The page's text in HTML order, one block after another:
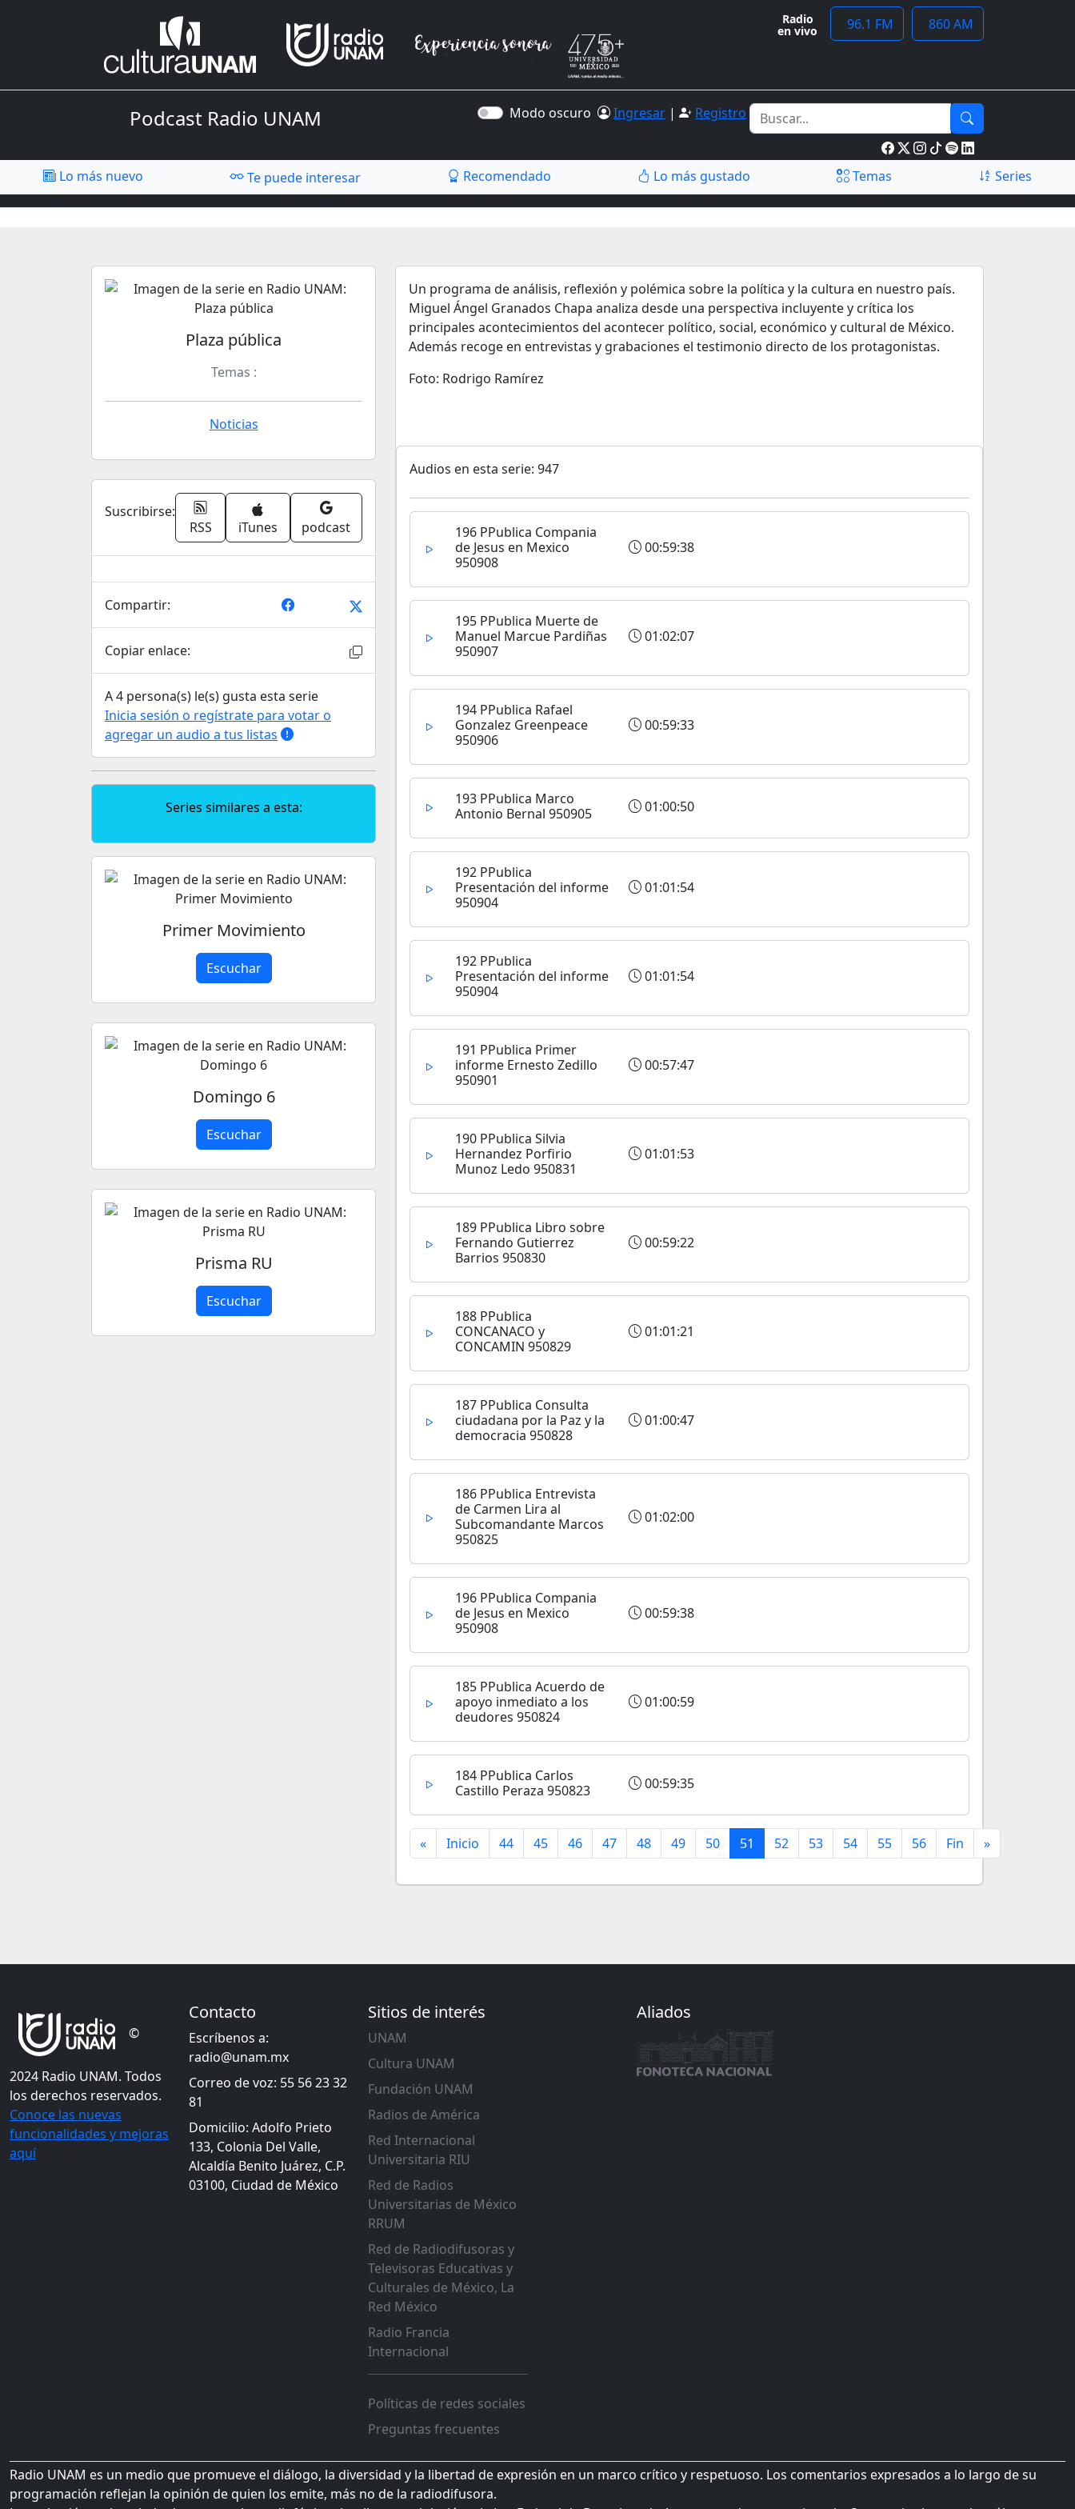
Radio
en vivo 96.1 FM 860 AM
Podcast Radio UNAM Modo oscuro Ingresar | Registro
Lo más nuevo Te puede interesar Recomendado Lo más gustado Temas Series
Plaza pública
Temas :
Noticias
Suscribirse:
RSS
iTunes podcast
Compartir:
Copiar enlace:
A 4 persona(s) le(s) gusta esta serie
Inicia sesión o regístrate para votar o
agregar un audio a tus listas
Series similares a esta:
Primer Movimiento
Escuchar
Domingo 6
Escuchar
Prisma RU
Escuchar
Un programa de análisis, reflexión y polémica sobre la política y la cultura en nuestro país.
Miguel Ángel Granados Chapa analiza desde una perspectiva incluyente y crítica los
principales acontecimientos del acontecer político, social, económico y cultural de México.
Además recoge en entrevistas y grabaciones el testimonio directo de los protagonistas.
Foto: Rodrigo Ramírez
Audios en esta serie: 947
196 PPublica Compania
de Jesus en Mexico
950908
00:59:38
195 PPublica Muerte de
Manuel Marcue Pardiñas
950907
01:02:07
194 PPublica Rafael
Gonzalez Greenpeace
950906
00:59:33
193 PPublica Marco
Antonio Bernal 950905
01:00:50
192 PPublica
Presentación del informe
950904
01:01:54
192 PPublica
Presentación del informe
950904
01:01:54
191 PPublica Primer
informe Ernesto Zedillo
950901
00:57:47
190 PPublica Silvia
Hernandez Porfirio
Munoz Ledo 950831
01:01:53
189 PPublica Libro sobre
Fernando Gutierrez
Barrios 950830
00:59:22
188 PPublica
CONCANACO y
CONCAMIN 950829
01:01:21
187 PPublica Consulta
ciudadana por la Paz y la
democracia 950828
01:00:47
186 PPublica Entrevista
de Carmen Lira al
Subcomandante Marcos
950825
01:02:00
196 PPublica Compania
de Jesus en Mexico
950908
00:59:38
185 PPublica Acuerdo de
apoyo inmediato a los
deudores 950824
01:00:59
184 PPublica Carlos
Castillo Peraza 950823
00:59:35
« Inicio 44 45 46 47 48 49 50 51 52 53 54 55 56 Fin »
©
2024 Radio UNAM. Todos
los derechos reservados.
Conoce las nuevas
funcionalidades y mejoras
aquí
Contacto
Escríbenos a:
radio@unam.mx
Correo de voz: 55 56 23 32
81
Domicilio: Adolfo Prieto
133, Colonia Del Valle,
Alcaldía Benito Juárez, C.P.
03100, Ciudad de México
Sitios de interés
UNAM
Cultura UNAM
Fundación UNAM
Radios de América
Red Internacional
Universitaria RIU
Red de Radios
Universitarias de México
RRUM
Red de Radiodifusoras y
Televisoras Educativas y
Culturales de México, La
Red México
Radio Francia
Internacional
Políticas de redes sociales
Preguntas frecuentes
Aliados
Radio UNAM es un medio que promueve el diálogo, la diversidad y la libertad de expresión en un marco crítico y respetuoso. Los comentarios expresados a lo largo de su
programación reflejan la opinión de quien los emite, más no de la radiodifusora.